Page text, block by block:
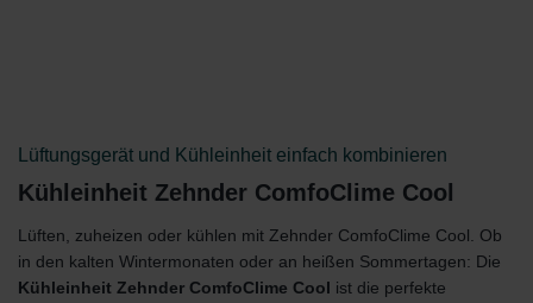
Lüftungsgerät und Kühleinheit einfach kombinieren
Kühleinheit Zehnder ComfoClime Cool
Lüften, zuheizen oder kühlen mit Zehnder ComfoClime Cool. Ob
in den kalten Wintermonaten oder an heißen Sommertagen: Die
Kühleinheit Zehnder ComfoClime Cool ist die perfekte